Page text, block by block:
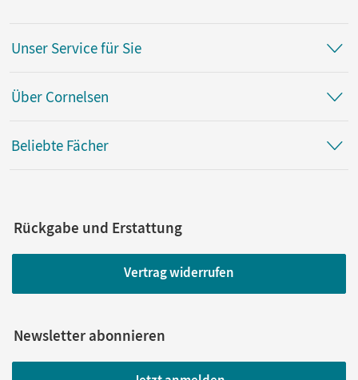
Unser Service für Sie
Über Cornelsen
Beliebte Fächer
Rückgabe und Erstattung
Vertrag widerrufen
Newsletter abonnieren